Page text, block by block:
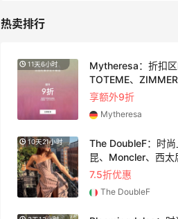
热卖排行
11天6小时
Mytheresa：折扣
TOTEME、
享额外9折
Mytheresa
10天21小时
The DoubleF：时
昆、Moncler、西太
7.5折优惠
The DoubleF